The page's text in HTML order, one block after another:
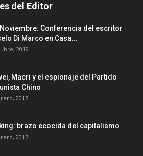
del Editor
Conferencia del escritor
Di Marco en Casa...
2019
Macri y el espionaje del Partido
Chino
2017
brazo ecocida del capitalismo
2017